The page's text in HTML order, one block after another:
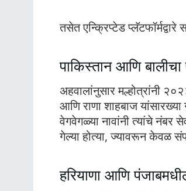
तसेत एन्क्रिप्टेड
पाकिस्तान आणि
अहवालांनुसार मल्होत्रांनी
आणि राणा शाहबाज यांसारख्या
वेगवेगळ्या नावांनी त्यांचे नंबर
गेल्या होत्या, ज्यावरून केवळ
हरियाणा आणि